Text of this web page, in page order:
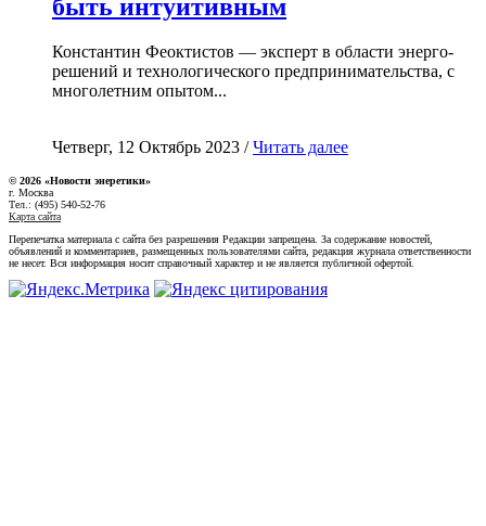
быть интуитивным
Константин Феоктистов — эксперт в области энерго-
решений и технологического предпринимательства, с
многолетним опытом...
Четверг, 12 Октябрь 2023 /Читать далее
© 2026 «Новости энеретики»
г. Москва
Тел.: (495) 540-52-76
Карта сайта
Перепечатка материала с сайта без разрешения Редакции запрещена. За содержание новостей,
объявлений и комментариев, размещенных пользователями сайта, редакция журнала ответственности
не несет. Вся информация носит справочный характер и не является публичной офертой.